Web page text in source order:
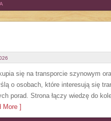
się na transporcie szynowym
o osobach, które interesują się
porad. Strona łączy wiedzę do
More ]